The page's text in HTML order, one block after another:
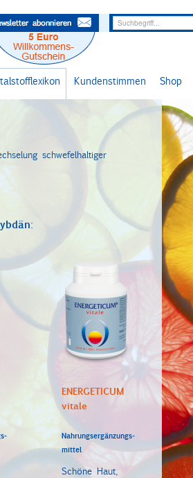
Kundenstimmen Shop
schwefelhaltiger
ENERGETICUM
vitale
Nahrungsergänzungs-
mittel
Schöne Haut,